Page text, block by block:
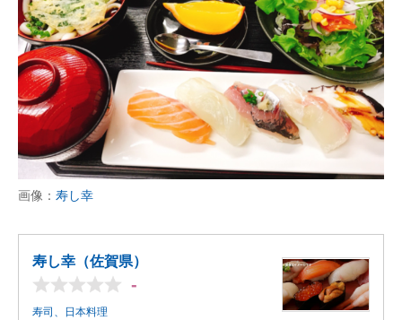
画像： 寿し幸
寿し幸（佐賀県）
-
寿司、日本料理